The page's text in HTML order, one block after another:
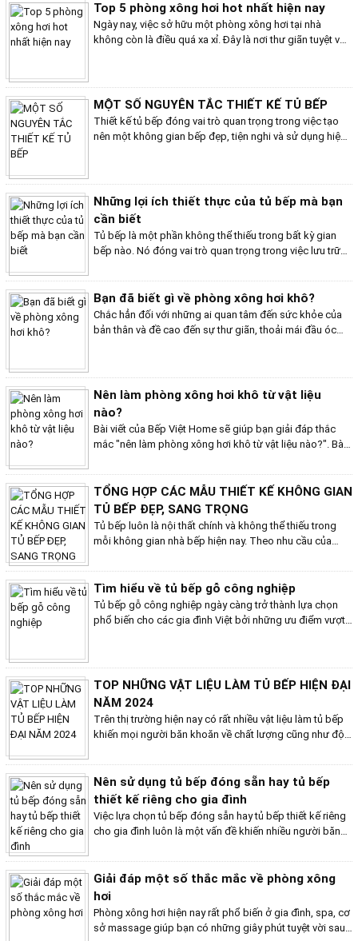
ứng dụng cao. Dưới đây là một số ý tưởng thiết kế bếp
tối giản "ghi điểm" cho năm 2024.
Top 5 phòng xông hơi hot nhất hiện nay
Ngày nay, việc sở hữu một phòng xông hơi tại nhà
không còn là điều quá xa xỉ. Đây là nơi thư giãn tuyệt vời
mẫu mã trên thị trường, việc lựa chọn phòng xông hơi
ưng ý quả là một thử thách. Bếp Việt Home xin cập nhật
"Top 5 phòng xông hơi hot nhất hiện nay" mà bạn không
thể bỏ qua.
MỘT SỐ NGUYÊN TẮC THIẾT KẾ TỦ BẾP
Thiết kế tủ bếp đóng vai trò quan trọng trong việc tạo
nên một không gian bếp đẹp, tiện nghi và sử dụng hiệu
số nguyên tắc nổi bậc.
Những lợi ích thiết thực của tủ bếp mà bạn
cần biết
Tủ bếp là một phần không thể thiếu trong bất kỳ gian
bếp nào. Nó đóng vai trò quan trọng trong việc lưu trữ
trở nên gọn gàng, ngăn nắp và tiện nghi hơn. Bài viết của
Bếp Việt Home chia sẻ những lợi ích thiết thực của tủ
bếp mà bạn cần biết.
Bạn đã biết gì về phòng xông hơi khô?
Chắc hẳn đối với những ai quan tâm đến sức khỏe của
bản thân và đề cao đến sự thư giãn, thoải mái đầu óc
thất không thể thiếu trong không gian sống của họ. Vậy
phòng xông hơi này là gì và được thiết kế như thế nào?
Hãy cùng tìm hiểu nhé!
Nên làm phòng xông hơi khô từ vật liệu
nào?
Bài viết của Bếp Việt Home sẽ giúp bạn giải đáp thắc
mắc "nên làm phòng xông hơi khô từ vật liệu nào?". Bài
"nên làm phòng xông hơi khô từ vật liệu nào?"
TỔNG HỢP CÁC MẪU THIẾT KẾ KHÔNG GIAN
TỦ BẾP ĐẸP, SANG TRỌNG
Tủ bếp luôn là nội thất chính và không thể thiếu trong
mỗi không gian nhà bếp hiện nay. Theo nhu cầu của
dạng hơn về cả kích thước lẫn chất liệu nhằm mang đến
cho người dùng sự tiện nghi nhất. Trong bài viết sau đây
Bếp Việt Home sẽ chia sẻ đến bạn một số mẫu bếp đẹp,
hiện đại với nhiều kiểu dáng và chất liệu khác nhau bạn
Tìm hiểu về tủ bếp gỗ công nghiệp
Tủ bếp gỗ công nghiệp ngày càng trở thành lựa chọn
phổ biến cho các gia đình Việt bởi những ưu điểm vượt
bếp gỗ công nghiệp, giúp bạn đưa ra lựa chọn phù hợp
cho không gian bếp của mình.
TOP NHỮNG VẬT LIỆU LÀM TỦ BẾP HIỆN ĐẠI
NĂM 2024
Trên thị trường hiện nay có rất nhiều vật liệu làm tủ bếp
khiến mọi người băn khoăn về chất lượng cũng như độ
không chỉ ảnh hưởng đến thẩm mỹ mà còn ảnh hưởng
đến độ bền, chức năng và giá thành của tủ bếp. Hãy
cùng Bếp Việt Home điểm qua "Top những vật liệu làm
tủ bếp hiện đại năm 2024" nhé.
Nên sử dụng tủ bếp đóng sẵn hay tủ bếp
thiết kế riêng cho gia đình
Việc lựa chọn tủ bếp đóng sẵn hay tủ bếp thiết kế riêng
cho gia đình luôn là một vấn đề khiến nhiều người băn
riêng, phù hợp với nhu cầu và sở thích khác nhau. Để
giúp bạn đưa ra quyết định sáng suốt, Bếp Việt Home sẽ
chia sẻ những thông tin hữu ích để bạn có thể trả lời
được câu hỏi "Nên sử dụng tủ bếp đóng sẵn hay tủ bếp
thiết kế riêng cho gia đình".
Giải đáp một số thắc mắc về phòng xông
hơi
Phòng xông hơi hiện nay rất phổ biến ở gia đình, spa, cơ
sở massage giúp bạn có những giây phút tuyệt vời sau